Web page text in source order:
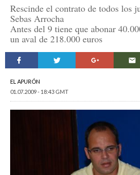
Rescinde el contrato de todos los
Sebas Arrocha
Antes del 9 tiene que abonar
un aval de 218.000 euros
EL APURÓN
01.07.2009 - 18:43 GMT